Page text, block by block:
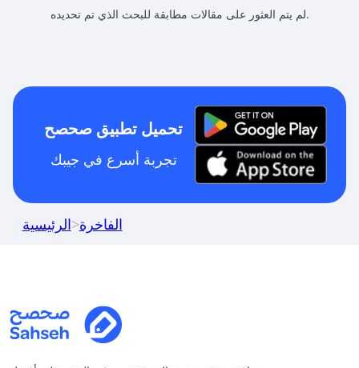
لم يتم العثور على مقالات مطابقة للبحث الذي تم تحديده.
تحميل تطبيق صحصح
تجربة أسرع في جيبك
الرئيسية>الفاخرة